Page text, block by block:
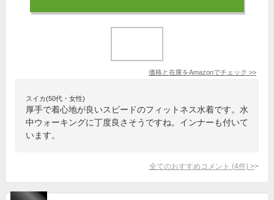
価格と在庫をAmazonでチェック >>
スイカ(50代・女性)
厚手で着心地が良いスピードのフィットネス水着です。水
中ウォーキングに丁度良さそうですね。インナーも付いて
います。
全てのおすすめコメント (4件) >